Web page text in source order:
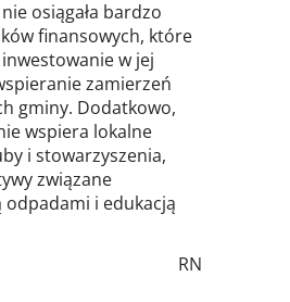
osiągała bardzo
finansowych, które
w jej
zamierzeń
gminy. Dodatkowo,
wspiera lokalne
i stowarzyszenia,
związane
odpadami i edukacją
RN